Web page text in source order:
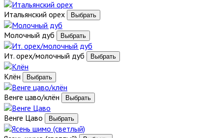
Итальянский орех
Молочный дуб
Ит. орех/молочный дуб
Клён
Венге цаво/клён
Венге Цаво